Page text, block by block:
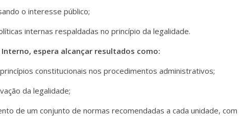
o interesse público;
internas respaldadas no princípio da legalidade.
espera alcançar resultados como:
constitucionais nos procedimentos administrativos;
da legalidade;
de um conjunto de normas recomendadas a cada unidade, com